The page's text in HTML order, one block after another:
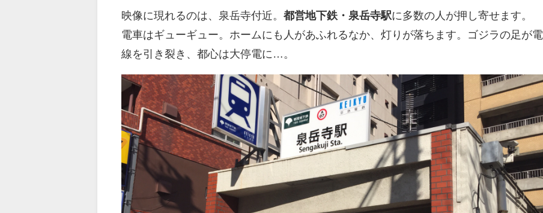
映像に現れるのは、泉岳寺付近。都営地下鉄・泉岳寺駅に多数の人が押し寄せます。
電車はギューギュー。ホームにも人があふれるなか、灯りが落ちます。ゴジラの足が電
線を引き裂き、都心は大停電に…。